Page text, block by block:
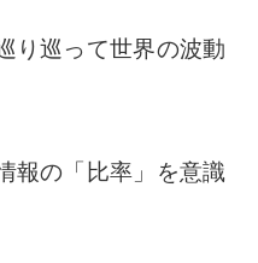
り巡って世界の波動
報の「比率」を意識